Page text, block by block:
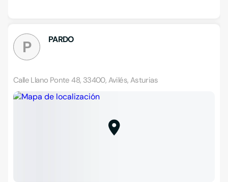
P PARDO
Calle Llano Ponte 48, 33400, Avilés, Asturias